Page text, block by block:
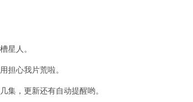
星人。
担心我片荒啦。
集，更新还有自动提醒哟。